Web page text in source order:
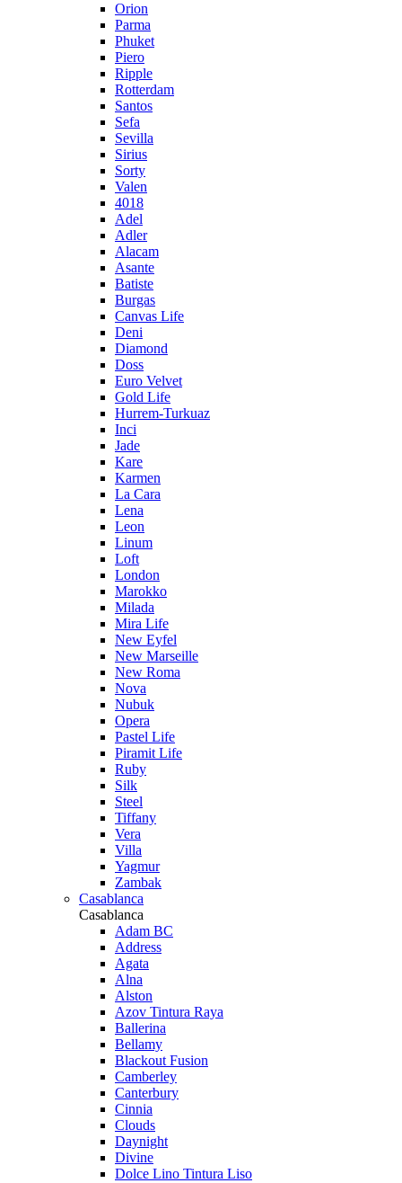
Orion
Parma
Phuket
Piero
Ripple
Rotterdam
Santos
Sefa
Sevilla
Sirius
Sorty
Valen
4018
Adel
Adler
Alacam
Asante
Batiste
Burgas
Canvas Life
Deni
Diamond
Doss
Euro Velvet
Gold Life
Hurrem-Turkuaz
Inci
Jade
Kare
Karmen
La Cara
Lena
Leon
Linum
Loft
London
Marokko
Milada
Mira Life
New Eyfel
New Marseille
New Roma
Nova
Nubuk
Opera
Pastel Life
Piramit Life
Ruby
Silk
Steel
Tiffany
Vera
Villa
Yagmur
Zambak
Casablanca
Casablanca
Adam BC
Address
Agata
Alna
Alston
Azov Tintura Raya
Ballerina
Bellamy
Blackout Fusion
Camberley
Canterbury
Cinnia
Clouds
Daynight
Divine
Dolce Lino Tintura Liso